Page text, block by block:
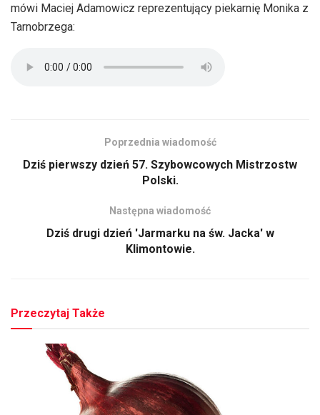
mówi Maciej Adamowicz reprezentujący piekarnię Monika z
Tarnobrzega:
Poprzednia wiadomość
Dziś pierwszy dzień 57. Szybowcowych Mistrzostw
Polski.
Następna wiadomość
Dziś drugi dzień 'Jarmarku na św. Jacka' w
Klimontowie.
Przeczytaj Także